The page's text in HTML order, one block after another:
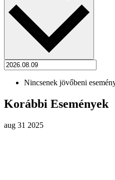
Nincsenek jövőbeni
Korábbi Események
aug 31 2025